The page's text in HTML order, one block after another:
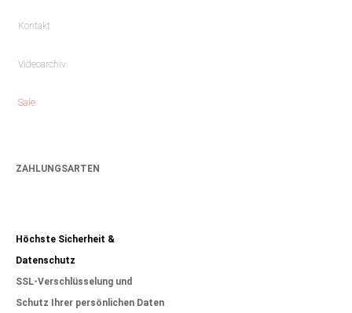
Kontakt
Videoarchiv
Sale
ZAHLUNGSARTEN
Höchste Sicherheit &
Datenschutz
SSL-Verschlüsselung und
Schutz Ihrer persönlichen Daten